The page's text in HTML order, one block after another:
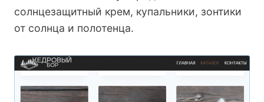
солнцезащитный крем, купальники, зонтики
от солнца и полотенца.